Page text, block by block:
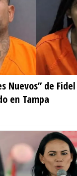
Nuevos” de
en Tampa